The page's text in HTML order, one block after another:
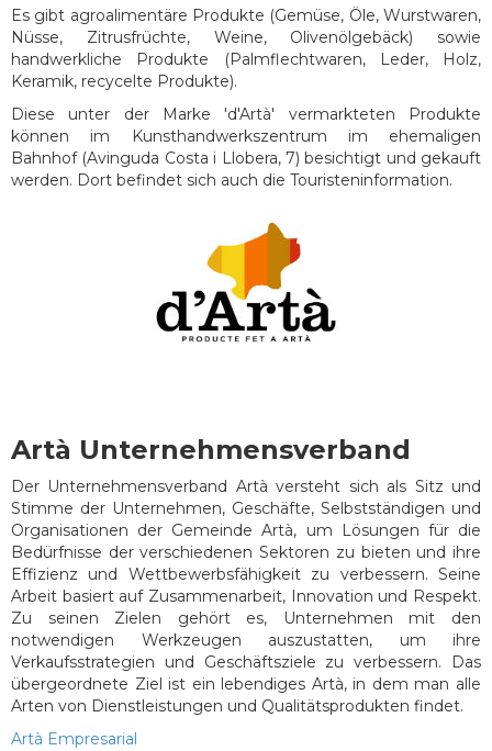
Es gibt agroalimentäre Produkte (Gemüse, Öle, Wurstwaren,
Nüsse, Zitrusfrüchte, Weine, Olivenölgebäck) sowie
handwerkliche Produkte (Palmflechtwaren, Leder, Holz,
Keramik, recycelte Produkte).
Diese unter der Marke 'd'Artà' vermarkteten Produkte
können im Kunsthandwerkszentrum im ehemaligen
Bahnhof (Avinguda Costa i Llobera, 7) besichtigt und gekauft
werden. Dort befindet sich auch die Touristeninformation.
Artà Unternehmensverband
Der Unternehmensverband Artà versteht sich als Sitz und
Stimme der Unternehmen, Geschäfte, Selbstständigen und
Organisationen der Gemeinde Artà, um Lösungen für die
Bedürfnisse der verschiedenen Sektoren zu bieten und ihre
Effizienz und Wettbewerbsfähigkeit zu verbessern. Seine
Arbeit basiert auf Zusammenarbeit, Innovation und Respekt.
Zu seinen Zielen gehört es, Unternehmen mit den
notwendigen Werkzeugen auszustatten, um ihre
Verkaufsstrategien und Geschäftsziele zu verbessern. Das
übergeordnete Ziel ist ein lebendiges Artà, in dem man alle
Arten von Dienstleistungen und Qualitätsprodukten findet.
Artà Empresarial